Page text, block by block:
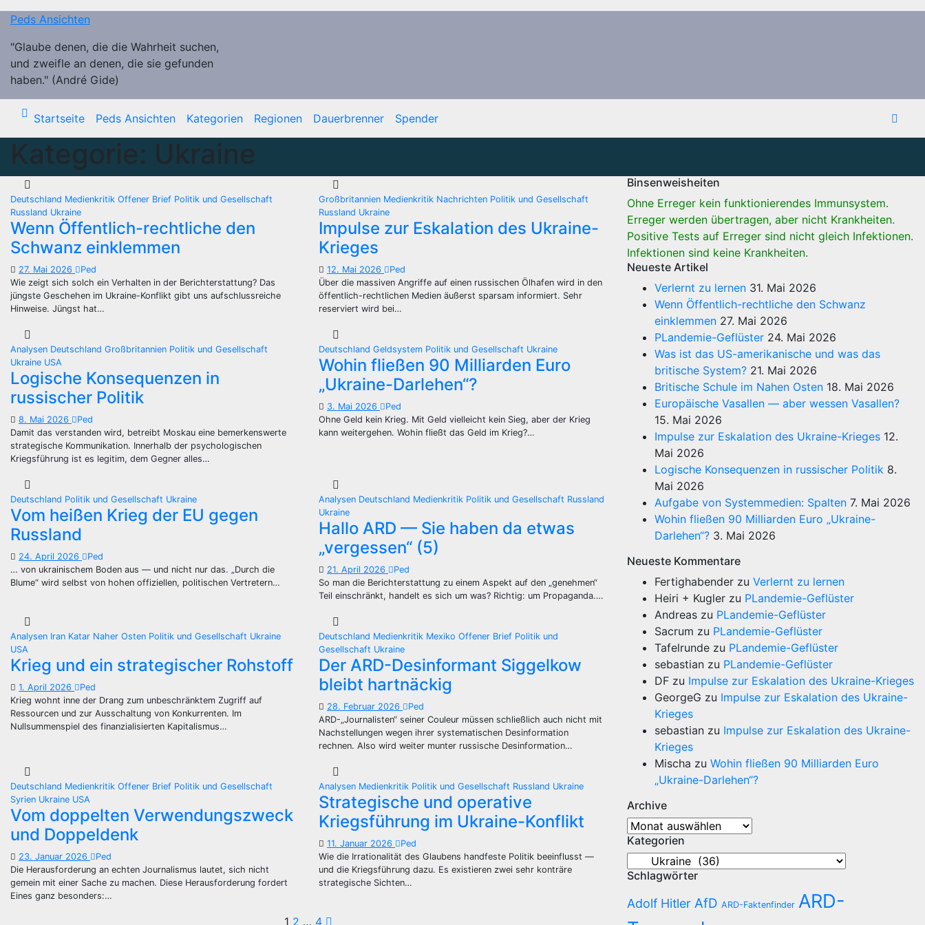
Zum
Inhalt
springen
Peds Ansichten
"Glaube denen, die die Wahrheit suchen,
und zweifle an denen, die sie gefunden
haben." (André Gide)
Startseite Peds Ansichten Kategorien Regionen Dauerbrenner Spender
Kategorie: Ukraine
Deutschland Medienkritik Offener Brief Politik und Gesellschaft
Russland Ukraine
Wenn Öffentlich-rechtliche den
Schwanz einklemmen
27. Mai 2026
Ped
Wie zeigt sich solch ein Verhalten in der Berichterstattung? Das
jüngste Geschehen im Ukraine-Konflikt gibt uns aufschlussreiche
Hinweise. Jüngst hat…
Großbritannien Medienkritik Nachrichten Politik und Gesellschaft
Russland Ukraine
Impulse zur Eskalation des Ukraine-
Krieges
12. Mai 2026
Ped
Über die massiven Angriffe auf einen russischen Ölhafen wird in den
öffentlich-rechtlichen Medien äußerst sparsam informiert. Sehr
reserviert wird bei…
Analysen Deutschland Großbritannien Politik und Gesellschaft
Ukraine USA
Logische Konsequenzen in
russischer Politik
8. Mai 2026
Ped
Damit das verstanden wird, betreibt Moskau eine bemerkenswerte
strategische Kommunikation. Innerhalb der psychologischen
Kriegsführung ist es legitim, dem Gegner alles…
Deutschland Geldsystem Politik und Gesellschaft Ukraine
Wohin fließen 90 Milliarden Euro
„Ukraine-Darlehen“?
3. Mai 2026
Ped
Ohne Geld kein Krieg. Mit Geld vielleicht kein Sieg, aber der Krieg
kann weitergehen. Wohin fließt das Geld im Krieg?…
Deutschland Politik und Gesellschaft Ukraine
Vom heißen Krieg der EU gegen
Russland
24. April 2026
Ped
… von ukrainischem Boden aus — und nicht nur das. „Durch die
Blume“ wird selbst von hohen offiziellen, politischen Vertretern…
Analysen Deutschland Medienkritik Politik und Gesellschaft Russland
Ukraine
Hallo ARD — Sie haben da etwas
„vergessen“ (5)
21. April 2026
Ped
So man die Berichterstattung zu einem Aspekt auf den „genehmen“
Teil einschränkt, handelt es sich um was? Richtig: um Propaganda.…
Analysen Iran Katar Naher Osten Politik und Gesellschaft Ukraine
USA
Krieg und ein strategischer Rohstoff
1. April 2026
Ped
Krieg wohnt inne der Drang zum unbeschränktem Zugriff auf
Ressourcen und zur Ausschaltung von Konkurrenten. Im
Nullsummenspiel des finanzialisierten Kapitalismus…
Deutschland Medienkritik Mexiko Offener Brief Politik und
Gesellschaft Ukraine
Der ARD-Desinformant Siggelkow
bleibt hartnäckig
28. Februar 2026
Ped
ARD-„Journalisten“ seiner Couleur müssen schließlich auch nicht mit
Nachstellungen wegen ihrer systematischen Desinformation
rechnen. Also wird weiter munter russische Desinformation…
Deutschland Medienkritik Offener Brief Politik und Gesellschaft
Syrien Ukraine USA
Vom doppelten Verwendungszweck
und Doppeldenk
23. Januar 2026
Ped
Die Herausforderung an echten Journalismus lautet, sich nicht
gemein mit einer Sache zu machen. Diese Herausforderung fordert
Eines ganz besonders:…
Analysen Medienkritik Politik und Gesellschaft Russland Ukraine
Strategische und operative
Kriegsführung im Ukraine-Konflikt
11. Januar 2026
Ped
Wie die Irrationalität des Glaubens handfeste Politik beeinflusst —
und die Kriegsführung dazu. Es existieren zwei sehr konträre
strategische Sichten…
1 2 … 4
Binsenweisheiten
Ohne Erreger kein funktionierendes Immunsystem.
Erreger werden übertragen, aber nicht Krankheiten.
Positive Tests auf Erreger sind nicht gleich Infektionen.
Infektionen sind keine Krankheiten.
Neueste Artikel
Verlernt zu lernen 31. Mai 2026
Wenn Öffentlich-rechtliche den Schwanz
einklemmen 27. Mai 2026
PLandemie-Geflüster 24. Mai 2026
Was ist das US-amerikanische und was das
britische System? 21. Mai 2026
Britische Schule im Nahen Osten 18. Mai 2026
Europäische Vasallen — aber wessen Vasallen?
15. Mai 2026
Impulse zur Eskalation des Ukraine-Krieges 12.
Mai 2026
Logische Konsequenzen in russischer Politik 8.
Mai 2026
Aufgabe von Systemmedien: Spalten 7. Mai 2026
Wohin fließen 90 Milliarden Euro „Ukraine-
Darlehen“? 3. Mai 2026
Neueste Kommentare
Fertighabender zu Verlernt zu lernen
Heiri + Kugler zu PLandemie-Geflüster
Andreas zu PLandemie-Geflüster
Sacrum zu PLandemie-Geflüster
Tafelrunde zu PLandemie-Geflüster
sebastian zu PLandemie-Geflüster
DF zu Impulse zur Eskalation des Ukraine-Krieges
GeorgeG zu Impulse zur Eskalation des Ukraine-
Krieges
sebastian zu Impulse zur Eskalation des Ukraine-
Krieges
Mischa zu Wohin fließen 90 Milliarden Euro
„Ukraine-Darlehen“?
Archive
Archive
Kategorien
Kategorien
Schlagwörter
Adolf Hitler AfD ARD-Faktenfinder ARD-